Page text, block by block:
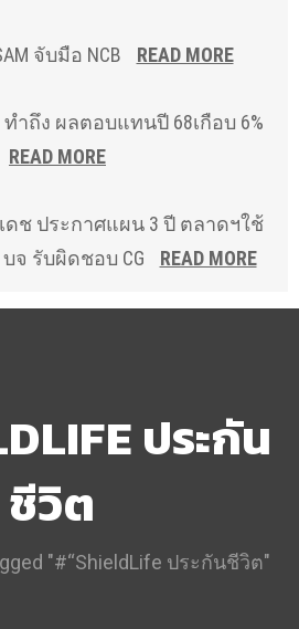
จับมือ NCB READ MORE
ำถึง ผลตอบแทนปี 68เกือบ 6%
READ MORE
ดช ประกาศแผน 3 ปี ตลาดฯใช้
จ รับผิดชอบ CG
READ MORE
ประกัน
ชีวิต
"#“ShieldLife ประกันชีวิต"